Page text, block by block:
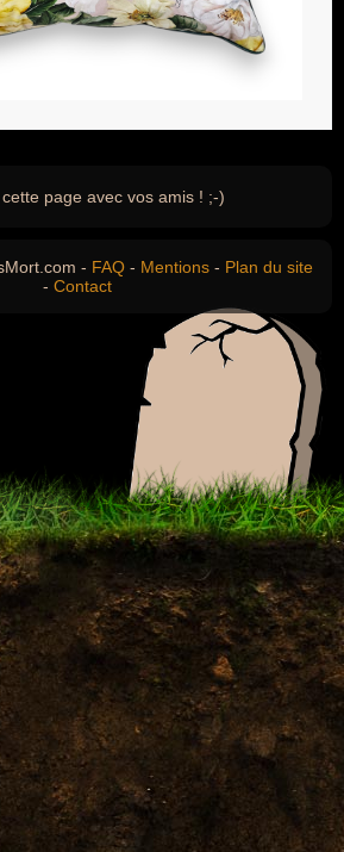
page avec vos amis ! ;-)
- FAQ - Mentions - Plan du site
- Contact